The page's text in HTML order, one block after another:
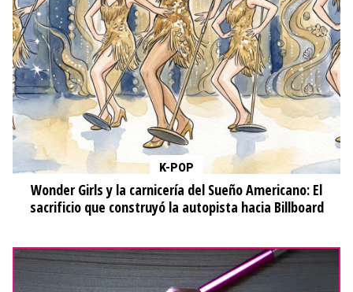
K-POP
Wonder Girls y la carnicería del Sueño Americano: El
sacrificio que construyó la autopista hacia Billboard